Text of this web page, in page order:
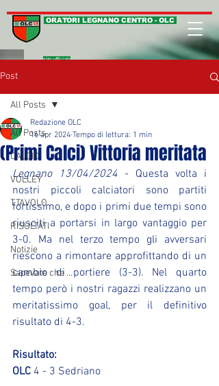
ORATORI LEGNANO CENTRO - OLC
sito ufficiale
Post
All Posts
CALCIO
VOLLEY
T.TAVOLO
RISULTATI
Notizie
Sapevate che ...
All Posts
(Primi Calci) Vittoria meritata
Redazione OLC
16 apr 2024 Tempo di lettura: 1 min
Legnano 13/04/2024 - Questa volta i
nostri piccoli calciatori sono partiti
fortissimo, e dopo i primi due tempi sono
riusciti a portarsi in largo vantaggio per
3-0. Ma nel terzo tempo gli avversari
riescono a rimontare approfittando di un
cambio di portiere (3-3). Nel quarto
tempo però i nostri ragazzi realizzano un
meritatissimo goal, per il definitivo
risultato di 4-3.
Risultato:
OLC 4 - 3 Sedriano